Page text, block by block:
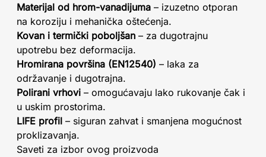
Materijal od hrom-vanadijuma – izuzetno otporan
na koroziju i mehanička oštećenja.
Kovan i termički poboljšan – za dugotrajnu
upotrebu bez deformacija.
Hromirana površina (EN12540) – laka za
održavanje i dugotrajna.
Polirani vrhovi – omogućavaju lako rukovanje čak i
u uskim prostorima.
LIFE profil – siguran zahvat i smanjena mogućnost
proklizavanja.
Saveti za izbor ovog proizvoda